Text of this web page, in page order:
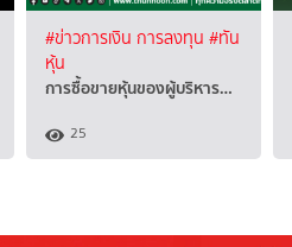
#ข่าวการเงิน การลงทุน #ทัน
หุ้น
การซื้อขายหุ้นของผู้บริหาร…
25